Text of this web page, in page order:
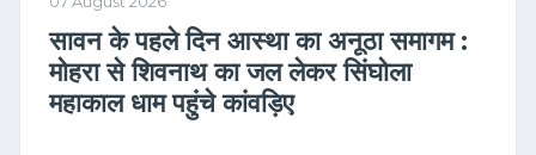
सावन के पहले दिन आस्था का अनूठा समागम :
मोहरा से शिवनाथ का जल लेकर सिंघोला
महाकाल धाम पहुंचे कांवड़िए